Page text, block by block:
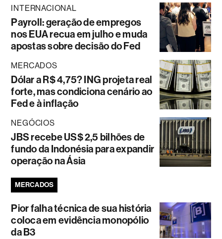
INTERNACIONAL
Payroll: geração de empregos
nos EUA recua em julho e muda
apostas sobre decisão do Fed
MERCADOS
Dólar a R$ 4,75? ING projeta real
forte, mas condiciona cenário ao
Fed e à inflação
NEGÓCIOS
JBS recebe US$ 2,5 bilhões de
fundo da Indonésia para expandir
operação na Ásia
MERCADOS
Pior falha técnica de sua história
coloca em evidência monopólio
da B3